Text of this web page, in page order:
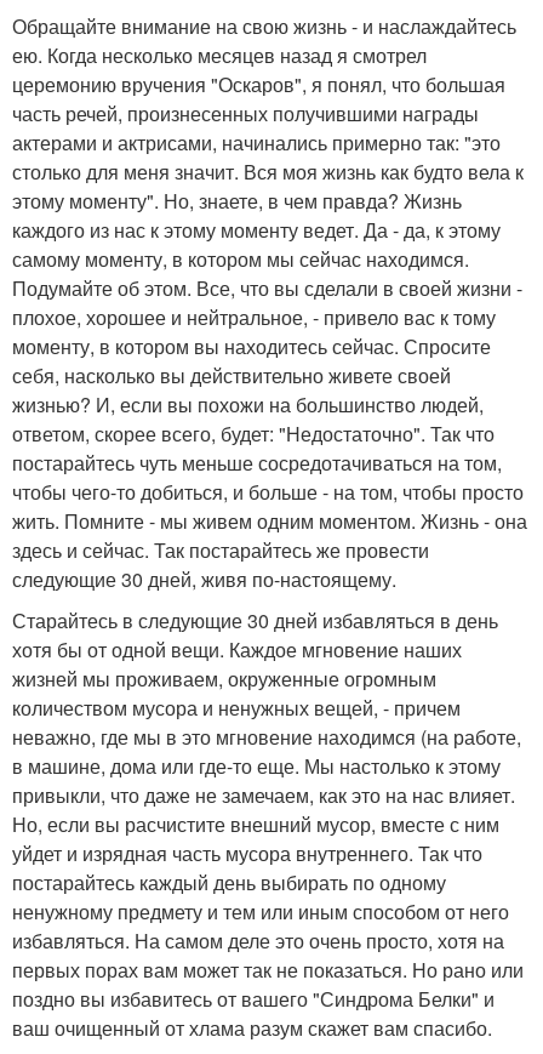
Обращайте внимание на свою жизнь - и наслаждайтесь
ею. Когда несколько месяцев назад я смотрел
церемонию вручения "Оскаров", я понял, что большая
часть речей, произнесенных получившими награды
актерами и актрисами, начинались примерно так: "это
столько для меня значит. Вся моя жизнь как будто вела к
этому моменту". Но, знаете, в чем правда? Жизнь
каждого из нас к этому моменту ведет. Да - да, к этому
самому моменту, в котором мы сейчас находимся.
Подумайте об этом. Все, что вы сделали в своей жизни -
плохое, хорошее и нейтральное, - привело вас к тому
моменту, в котором вы находитесь сейчас. Спросите
себя, насколько вы действительно живете своей
жизнью? И, если вы похожи на большинство людей,
ответом, скорее всего, будет: "Недостаточно". Так что
постарайтесь чуть меньше сосредотачиваться на том,
чтобы чего-то добиться, и больше - на том, чтобы просто
жить. Помните - мы живем одним моментом. Жизнь - она
здесь и сейчас. Так постарайтесь же провести
следующие 30 дней, живя по-настоящему.
Старайтесь в следующие 30 дней избавляться в день
хотя бы от одной вещи. Каждое мгновение наших
жизней мы проживаем, окруженные огромным
количеством мусора и ненужных вещей, - причем
неважно, где мы в это мгновение находимся (на работе,
в машине, дома или где-то еще. Мы настолько к этому
привыкли, что даже не замечаем, как это на нас влияет.
Но, если вы расчистите внешний мусор, вместе с ним
уйдет и изрядная часть мусора внутреннего. Так что
постарайтесь каждый день выбирать по одному
ненужному предмету и тем или иным способом от него
избавляться. На самом деле это очень просто, хотя на
первых порах вам может так не показаться. Но рано или
поздно вы избавитесь от вашего "Синдрома Белки" и
ваш очищенный от хлама разум скажет вам спасибо.